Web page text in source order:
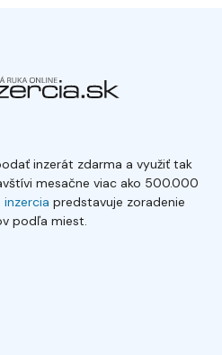
inzerát zdarma a využiť tak
mesačne viac ako 500.000
inzercia predstavuje zoradenie
podľa miest.